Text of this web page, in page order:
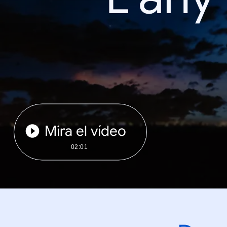
Mira el vídeo
02:01